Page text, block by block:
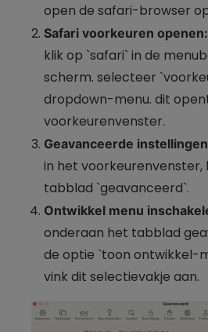
open de safari-browser
Safari voorkeuren openen:
klik op `safari` in de
scherm. selecteer
dropdown-menu. dit
voorkeurenvenster.
Geavanceerde
in het voorkeurenvenster,
tabblad `geavanceerd`.
Ontwikkel menu
onderaan het tabblad
de optie `toon ontwikkel-
vink dit selectievakje aan.